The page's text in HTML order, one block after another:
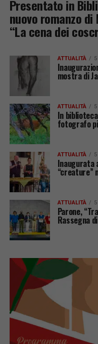
Presentato in
nuovo romanzo
“La cena dei
ATTUALITÀ
mostra di
ATTUALITÀ
In
fotografo
ATTUALITÀ
Inaugurata
“creature”
ATTUALITÀ
Parone,
Rassegna